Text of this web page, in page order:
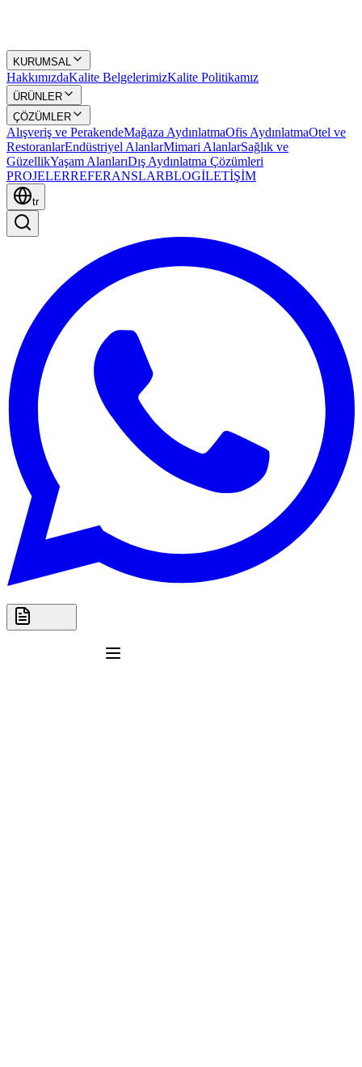
KURUMSAL
HakkımızdaKalite BelgelerimizKalite Politikamız
ÜRÜNLER
ÇÖZÜMLER
Alışveriş ve PerakendeMağaza AydınlatmaOfis AydınlatmaOtel ve
RestoranlarEndüstriyel AlanlarMimari AlanlarSağlık ve
GüzellikYaşam AlanlarıDış Aydınlatma Çözümleri
PROJELERREFERANSLARBLOGİLETİŞİM
tr